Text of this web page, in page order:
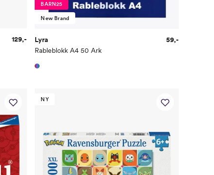
129,-
BARN25
New Brand
Lyra
Rableblokk A4 50 Ark
59,-
NY